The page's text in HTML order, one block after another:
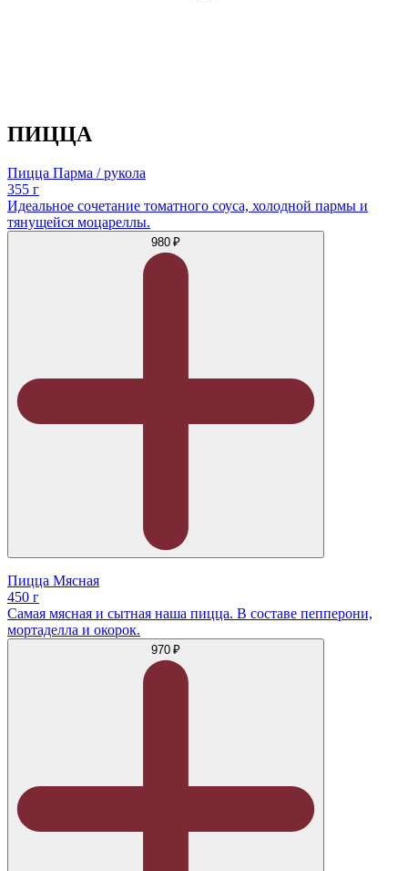
ПИЦЦА
Пицца Парма / рукола
355 г
Идеальное сочетание томатного соуса, холодной пармы и
тянущейся моцареллы.
980 ₽
Пицца Мясная
450 г
Самая мясная и сытная наша пицца. В составе пепперони,
мортаделла и окорок.
970 ₽